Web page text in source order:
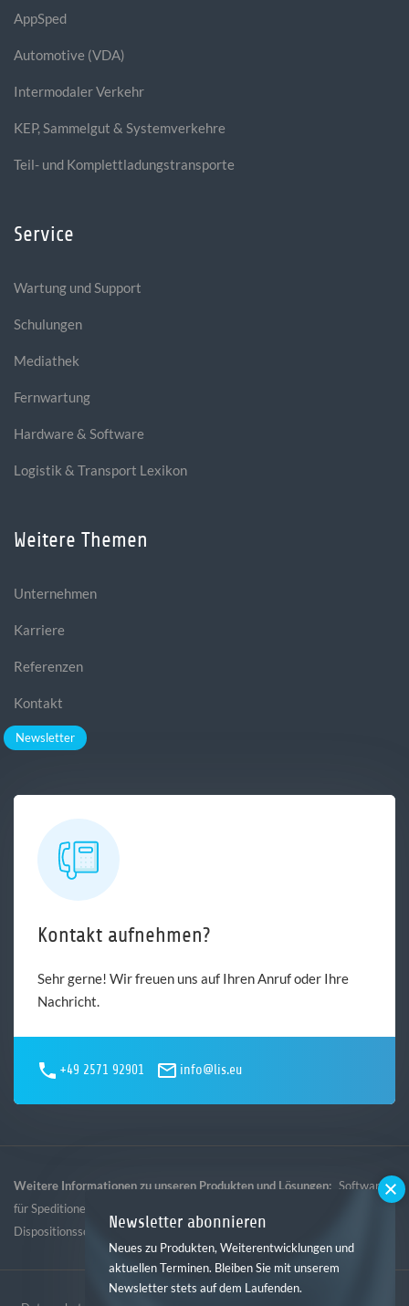
AppSped
Automotive (VDA)
Intermodaler Verkehr
KEP, Sammelgut & Systemverkehre
Teil- und Komplettladungstransporte
Service
Wartung und Support
Schulungen
Mediathek
Fernwartung
Hardware & Software
Logistik & Transport Lexikon
Weitere Themen
Unternehmen
Karriere
Referenzen
Kontakt
Newsletter
Kontakt aufnehmen?
Sehr gerne! Wir freuen uns auf Ihren Anruf oder Ihre
Nachricht.
+49 2571 92901 info@lis.eu
Weitere Informationen zu unseren Produkten und Lösungen: Software
für Speditionen
Dispositionssoftware
Newsletter abonnieren
Neues zu Produkten, Weiterentwicklungen und
aktuellen Terminen. Bleiben Sie mit unserem
Newsletter stets auf dem Laufenden.